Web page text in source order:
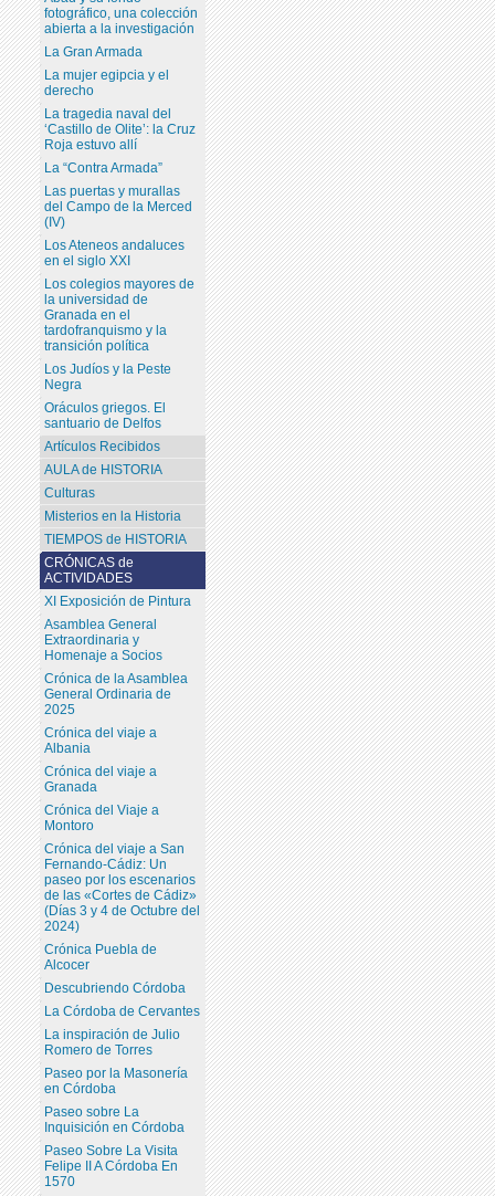
CRÓNICAS de
ACTIVIDADES
XI Exposición de Pintura
Asamblea General
Extraordinaria y
Homenaje a Socios
Crónica de la Asamblea
General Ordinaria de
2025
Crónica del viaje a
Albania
Crónica del viaje a
Granada
Crónica del Viaje a
Montoro
Crónica del viaje a San
Fernando-Cádiz: Un
paseo por los escenarios
de las «Cortes de Cádiz»
(Días 3 y 4 de Octubre del
2024)
Crónica Puebla de
Alcocer
Descubriendo Córdoba
La Córdoba de Cervantes
La inspiración de Julio
Romero de Torres
Paseo por la Masonería
en Córdoba
Paseo sobre La
Inquisición en Córdoba
Paseo Sobre La Visita
Felipe II A Córdoba En
1570
fotográfico, una colección
abierta a la investigación
La Gran Armada
La mujer egipcia y el
derecho
La tragedia naval del
‘Castillo de Olite’: la Cruz
Roja estuvo allí
La “Contra Armada”
Las puertas y murallas
del Campo de la Merced
(IV)
Los Ateneos andaluces
en el siglo XXI
Los colegios mayores de
la universidad de
Granada en el
tardofranquismo y la
transición política
Los Judíos y la Peste
Negra
Oráculos griegos. El
santuario de Delfos
Artículos Recibidos
AULA de HISTORIA
Culturas
Misterios en la Historia
TIEMPOS de HISTORIA